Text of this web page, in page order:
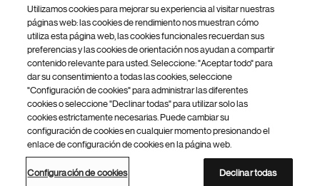
Footer Site Search
inferior
del
© 2026 Novartis AG
Política de privacidad Términos de uso
Accesibilidad
Configuración de cookies
Mapa del sitio
Utilizamos cookies para mejorar su experiencia al visitar nuestras
páginas web: las cookies de rendimiento nos muestran cómo
utiliza esta página web, las cookies funcionales recuerdan sus
preferencias y las cookies de orientación nos ayudan a compartir
contenido relevante para usted. Seleccione: "Aceptar todo" para
dar su consentimiento a todas las cookies, seleccione
"Configuración de cookies" para administrar las diferentes
cookies o seleccione "Declinar todas" para utilizar solo las
cookies estrictamente necesarias. Puede cambiar su
configuración de cookies en cualquier momento presionando el
enlace de configuración de cookies en la página web.
Configuración de cookies Declinar todas